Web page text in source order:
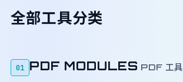
全部工具分类
01 PDF MODULES PDF 工具